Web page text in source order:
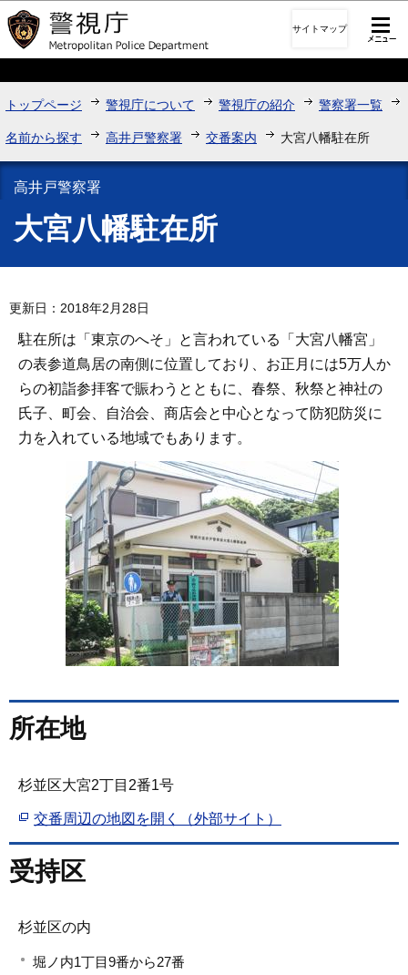
このページの本文へ移動
サイトマップ
トップページ 警視庁について 警視庁の紹介 警察署一覧
名前から探す 高井戸警察署 交番案内 大宮八幡駐在所
高井戸警察署
大宮八幡駐在所
更新日：2018年2月28日
駐在所は「東京のへそ」と言われている「大宮八幡宮」
の表参道鳥居の南側に位置しており、お正月には5万人か
らの初詣参拝客で賑わうとともに、春祭、秋祭と神社の
氏子、町会、自治会、商店会と中心となって防犯防災に
力を入れている地域でもあります。
所在地
杉並区大宮2丁目2番1号
交番周辺の地図を開く（外部サイト）
受持区
杉並区の内
堀ノ内1丁目9番から27番